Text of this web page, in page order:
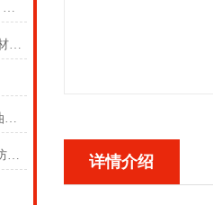
TPCXZ变频串联谐振试验变压器 变频串联谐振试验变压器
绝缘软梯，锦纶软梯，蚕丝软梯材质 防潮绝缘软梯，方管型软梯
防爆真空滤油机ZJC防爆型透平油滤油机TY-B防爆真空滤油机
20KV红色防滑绝缘垫20KV黑色防滑绝缘垫 详情介绍